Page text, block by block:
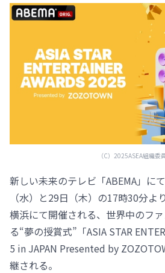
（C）2025ASEA組織委
新しい未来のテレビ「ABEMA」に
（水）と29日（木）の17時30分よ
横浜にて開催される、世界中のフ
る“夢の授賞式”「ASIA STAR
5 in JAPAN Presented by
継される。